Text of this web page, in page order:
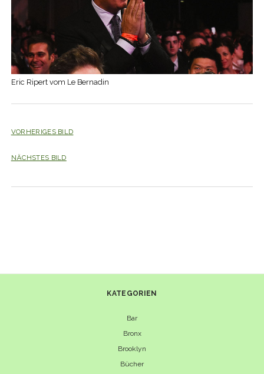
Eric Ripert vom Le Bernadin
VORHERIGES BILD
NÄCHSTES BILD
KATEGORIEN
Bar
Bronx
Brooklyn
Bücher